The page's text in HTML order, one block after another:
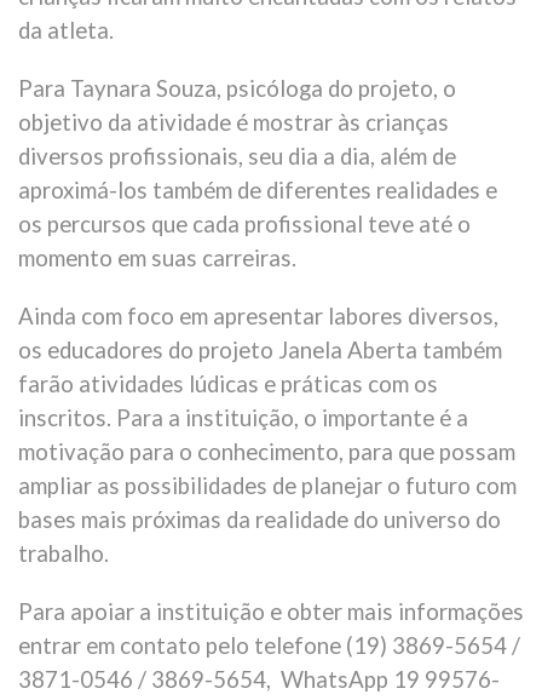
da atleta.
Para Taynara Souza, psicóloga do projeto, o
objetivo da atividade é mostrar às crianças
diversos profissionais, seu dia a dia, além de
aproximá-los também de diferentes realidades e
os percursos que cada profissional teve até o
momento em suas carreiras.
Ainda com foco em apresentar labores diversos,
os educadores do projeto Janela Aberta também
farão atividades lúdicas e práticas com os
inscritos. Para a instituição, o importante é a
motivação para o conhecimento, para que possam
ampliar as possibilidades de planejar o futuro com
bases mais próximas da realidade do universo do
trabalho.
Para apoiar a instituição e obter mais informações
entrar em contato pelo telefone (19) 3869-5654 /
3871-0546 / 3869-5654, WhatsApp 19 99576-